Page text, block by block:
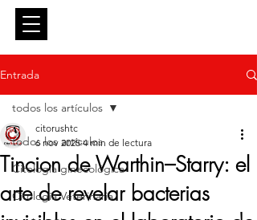
Entrada
todos los artículos
Citología ginecológica
Citología Veterinaria
todos los artículos
Tincion de Warthin–Starry: el
arte de revelar bacterias
citorushtc
6 nov 2025 4 min de lectura